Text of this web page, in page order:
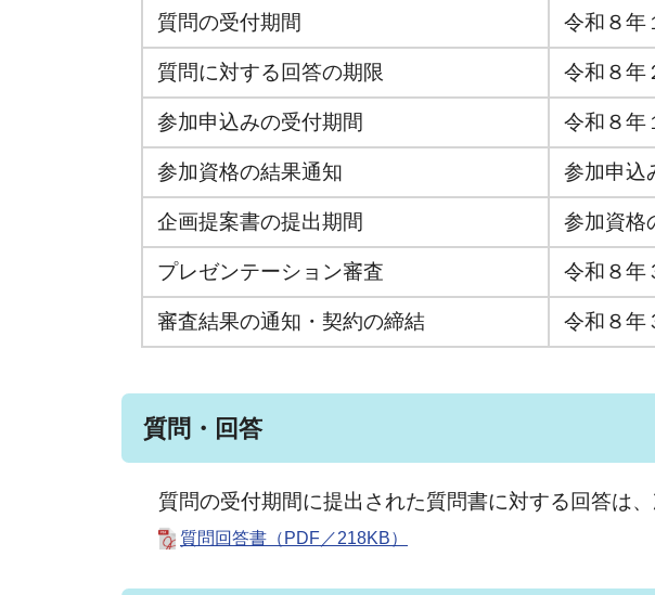
質問の受付期間 令和８年
質問に対する回答の期限 令和８年
参加申込みの受付期間 令和８年
参加資格の結果通知 参加申
企画提案書の提出期間 参加資
プレゼンテーション審査 令和８
審査結果の通知・契約の締結 令和８年
質問・回答
質問の受付期間に提出された質問書に対する回答は、
質問回答書（PDF／218KB）